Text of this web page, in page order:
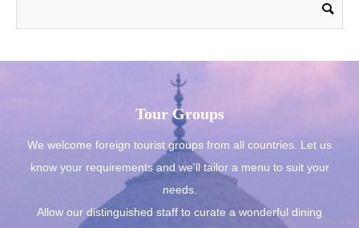
Tour Groups
We welcome foreign tourist groups from all countries. Let us
know your requirements and we'll tailor a menu to suit your
needs.
Allow our distinguished staff to curate a wonderful dining